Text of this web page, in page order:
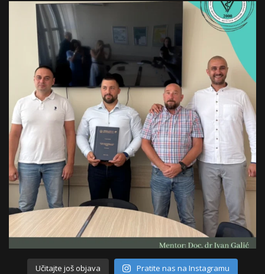
Učitajte još objava Pratite nas na Instagramu